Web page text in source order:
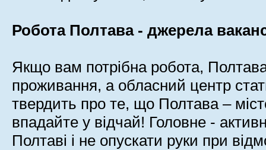
Робота Полтава - джерела
Якщо вам потрібна робота,
проживання, а обласний центр
твердить про те, що Полтава –
впадайте у відчай! Головне -
Полтаві і не опускати руки при